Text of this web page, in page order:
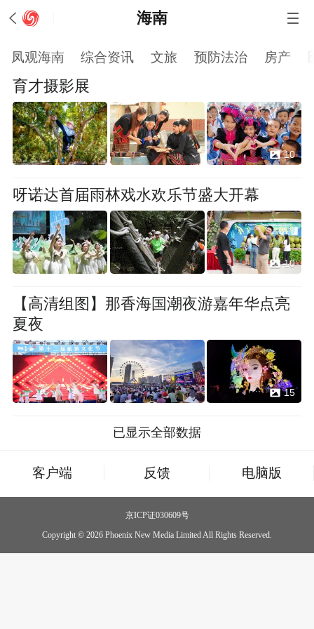
海南
凤观海南 综合资讯 文旅 预防法治 房产
育才摄影展
10
呀诺达首届雨林戏水欢乐节盛大开幕
10
【高清组图】那香海国潮夜游嘉年华点亮
夏夜
15
已显示全部数据
客户端 反馈 电脑版
京ICP证030609号
Copyright © 2026 Phoenix New Media Limited All Rights Reserved.